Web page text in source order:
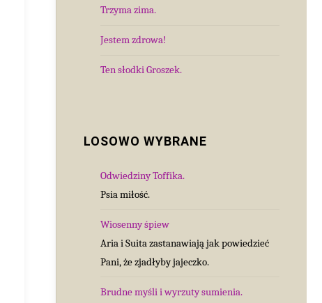
Trzyma zima.
Jestem zdrowa!
Ten słodki Groszek.
LOSOWO WYBRANE
Odwiedziny Toffika.
Psia miłość.
Wiosenny śpiew
Aria i Suita zastanawiają jak powiedzieć
Pani, że zjadłyby jajeczko.
Brudne myśli i wyrzuty sumienia.